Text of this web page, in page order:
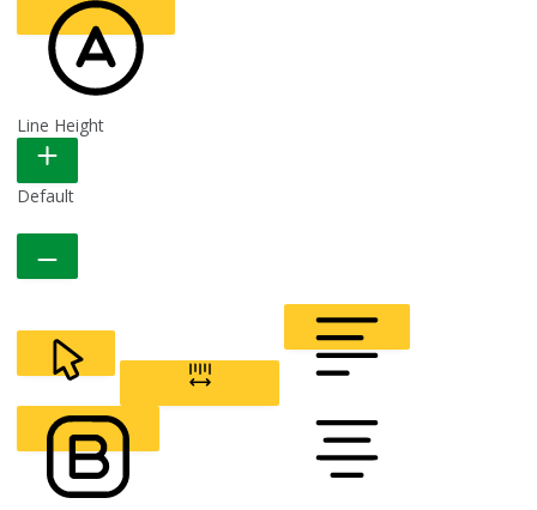
READABLE FONT
Line Height
Default
CURSOR